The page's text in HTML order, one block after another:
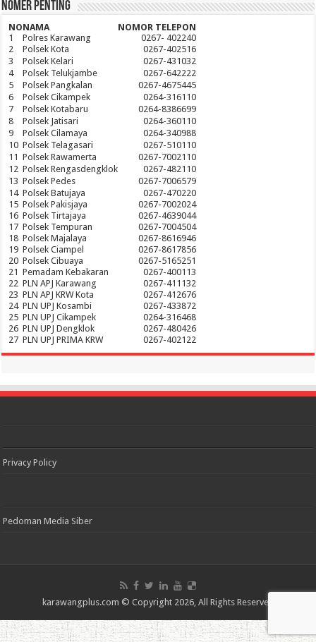
Nomer Penting
NONAMA
NOMOR TELEPON
1
Polres Karawang
0267- 402240
2
Polsek Kota
0267-402516
3
Polsek Kelari
0267-431032
4
Polsek Telukjambe
0267-642222
5
Polsek Pangkalan
0267-4675445
6
Polsek Cikampek
0264-316110
7
Polsek Kotabaru
0264-8386699
8
Polsek Jatisari
0264-360110
9
Polsek Cilamaya
0264-340988
10 Polsek Telagasari
0267-510110
11 Polsek Rawamerta
0267-7002110
12 Polsek Rengasdengklok
0267-482110
13 Polsek Pedes
0267-7006579
14 Polsek Batujaya
0267-470220
15 Polsek Pakisjaya
0267-7002024
16 Polsek Tirtajaya
0267-4639044
17 Polsek Tempuran
0267-7004504
18 Polsek Majalaya
0267-8616946
19 Polsek Ciampel
0267-8617856
20 Polsek Cibuaya
0267-5165251
21 Pemadam Kebakaran
0267-400113
22 PLN APJ Karawang
0267-411132
23 PLN APJ KRW Kota
0267-412676
24 PLN UPJ Kosambi
0267-433872
25 PLN UPJ Cikampek
0264-316468
26 PLN UPJ Dengklok
0267-480426
27 PLN UPJ PRIMA KRW 0267-402122
Privacy Policy
Pedoman Media Siber
karawangplus.com © Copyright 2026, All Rights Reserved